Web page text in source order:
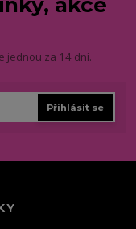
jednou za 14 dní.
Přihlásit se